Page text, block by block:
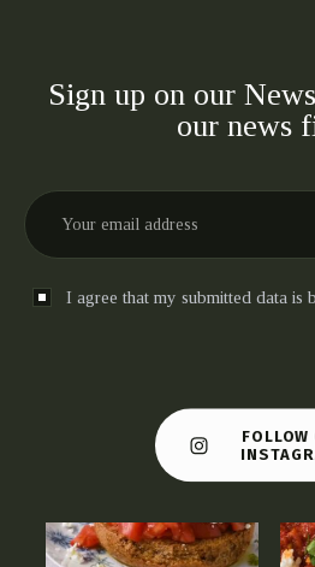
Sign up on our
our news
I agree that my submitted data is
FOLLOW